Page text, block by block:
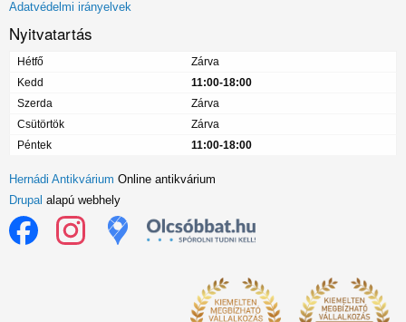
Adatvédelmi irányelvek
Nyitvatartás
Hétfő
Zárva
Kedd
11:00-18:00
Szerda
Zárva
Csütörtök
Zárva
Péntek
11:00-18:00
Hernádi Antikvárium Online antikvárium
Drupal alapú webhely